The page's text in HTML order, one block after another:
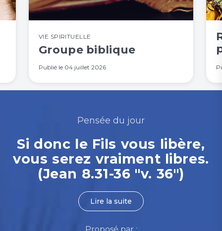
VIE SPIRITUELLE
Groupe biblique
Publié le 04 juillet 2026
Pensée du jour
Si donc le Fils vous libère,
vous serez vraiment libres.
(Jean 8.31-36 "v. 36")
Lire la suite